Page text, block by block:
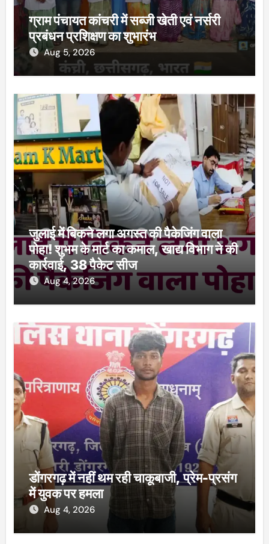
ग्राम पंचायत कांचरी में सब्जी खेती एवं नर्सरी
प्रबंधन प्रशिक्षण का शुभारंभ
Aug 5, 2026
जुलाई में बिकने लगा अगस्त की पैकेजिंग वाला
पोहा! शुभम के मार्ट का कमाल, खाद्य विभाग ने की
कार्रवाई, 38 पैकेट सीज
Aug 4, 2026
डोंगरगढ़ में नहीं थम रही चाकूबाजी, प्रेम-प्रसंग
में युवक पर हमला
Aug 4, 2026